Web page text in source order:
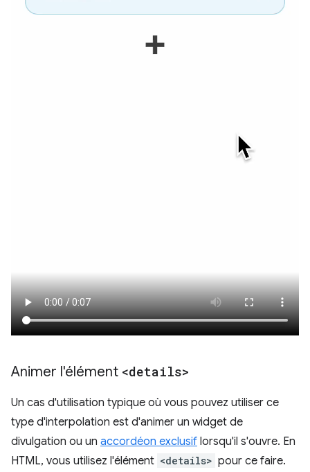
Animer l'élément <details>
Un cas d'utilisation typique où vous pouvez utiliser ce
type d'interpolation est d'animer un widget de
divulgation ou un accordéon exclusif lorsqu'il s'ouvre. En
HTML, vous utilisez l'élément <details> pour ce faire.